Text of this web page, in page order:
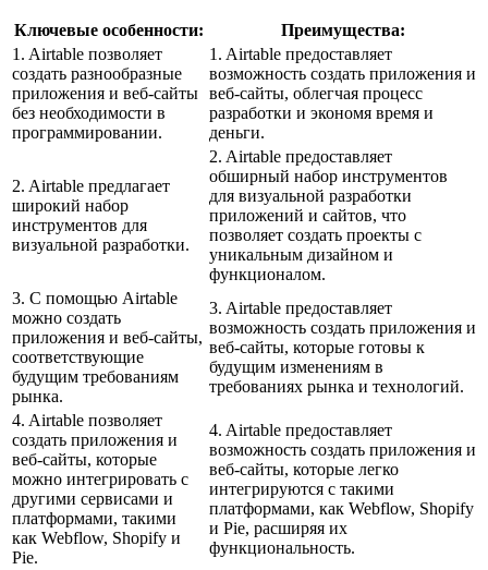
Ключевые особенности:
Преимущества:
1. Airtable позволяет
создать разнообразные
приложения и веб-сайты
без необходимости в
программировании.
1. Airtable предоставляет
возможность создать приложения и
веб-сайты, облегчая процесс
разработки и экономя время и
деньги.
2. Airtable предлагает
широкий набор
инструментов для
визуальной разработки.
2. Airtable предоставляет
обширный набор инструментов
для визуальной разработки
приложений и сайтов, что
позволяет создать проекты с
уникальным дизайном и
функционалом.
3. С помощью Airtable
можно создать
приложения и веб-сайты,
соответствующие
будущим требованиям
рынка.
3. Airtable предоставляет
возможность создать приложения и
веб-сайты, которые готовы к
будущим изменениям в
требованиях рынка и технологий.
4. Airtable позволяет
создать приложения и
веб-сайты, которые
можно интегрировать с
другими сервисами и
платформами, такими
как Webflow, Shopify и
Pie.
4. Airtable предоставляет
возможность создать приложения и
веб-сайты, которые легко
интегрируются с такими
платформами, как Webflow, Shopify
и Pie, расширяя их
функциональность.